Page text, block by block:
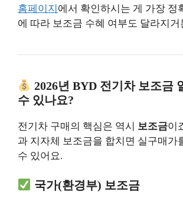
홈페이지 에서 확인하시는 게 가장 정
에 따라 보조금 수혜 여부도 달라지거
2026년 BYD 전기차 보조금
수 있나요?
전기차 구매의 핵심은 역시 보조금이
과 지자체 보조금을 합치면 실구매가
수 있어요.
국가(환경부) 보조금